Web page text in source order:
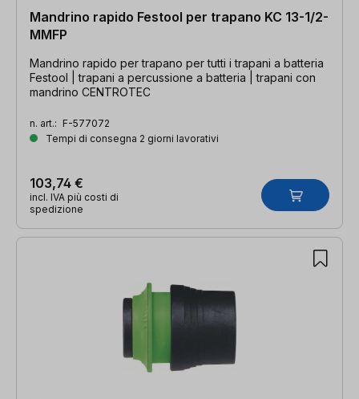
Mandrino rapido Festool per trapano KC 13-1/2-
MMFP
Mandrino rapido per trapano per tutti i trapani a batteria
Festool | trapani a percussione a batteria | trapani con
mandrino CENTROTEC
n. art.: F-577072
Tempi di consegna 2 giorni lavorativi
103,74 €
incl. IVA più costi di
spedizione